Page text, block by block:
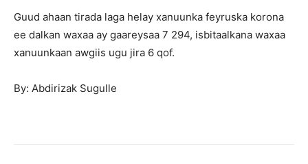
Guud ahaan tirada laga helay xanuunka feyruska korona
ee dalkan waxaa ay gaareysaa 7 294, isbitaalkana waxaa
xanuunkaan awgiis ugu jira 6 qof.
By: Abdirizak Sugulle